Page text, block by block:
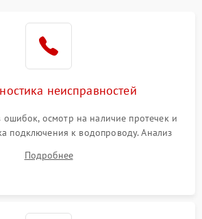
неисправностей
осмотр на наличие протечек и
подключения к водопроводу. Анализ
слива, нагрева, вращения
или срабатывание системы защиты
Подробнее